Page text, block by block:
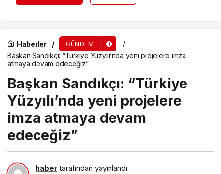
Haberler GÜNDEM
Başkan Sandıkçı: “Türkiye Yüzyılı’nda yeni projelere imza
atmaya devam edeceğiz”
Başkan Sandıkçı: “Türkiye
Yüzyılı’nda yeni projelere
imza atmaya devam
edeceğiz”
haber tarafından yayınlandı